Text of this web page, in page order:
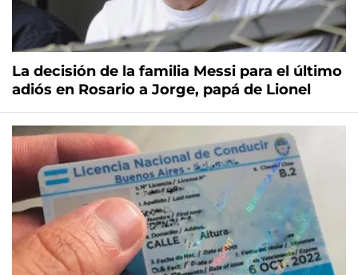
La decisión de la familia Messi para el último
adiós en Rosario a Jorge, papá de Lionel